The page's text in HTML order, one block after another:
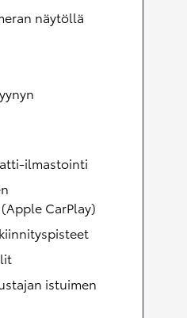
näytöllä
ilmastointi
CarPlay)
istuimen